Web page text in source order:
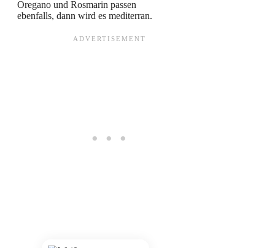
Oregano und Rosmarin passen
ebenfalls, dann wird es mediterran.